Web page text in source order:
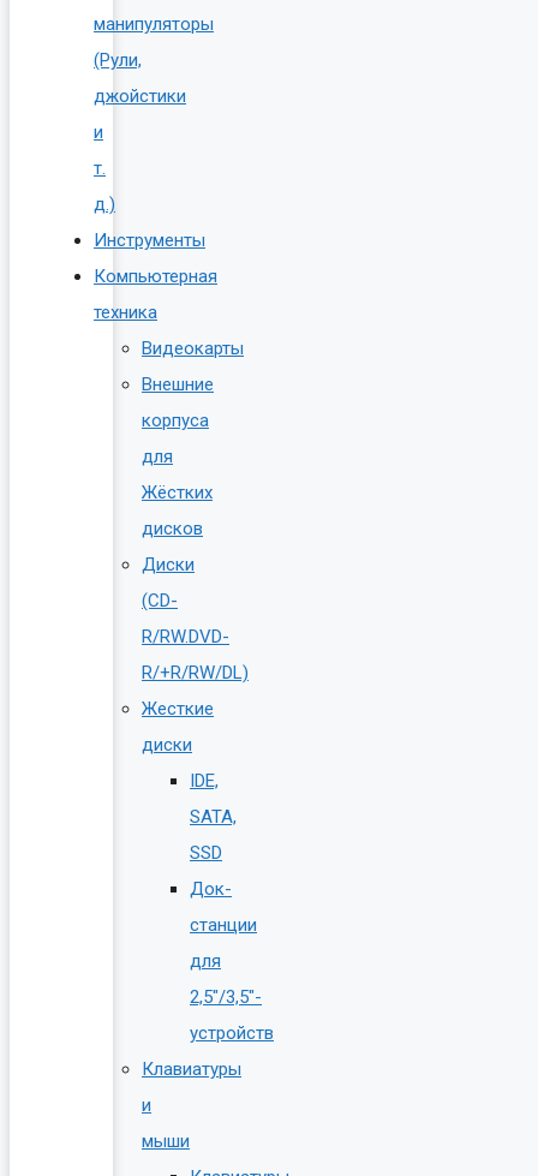
манипуляторы
(Рули,
джойстики
и
т.
д.)
Инструменты
Компьютерная
техника
Видеокарты
Внешние
корпуса
для
Жёстких
дисков
Диски
(CD-
R/RW.DVD-
R/+R/RW/DL)
Жесткие
диски
IDE,
SATA,
SSD
Док-
станции
для
2,5″/3,5″-
устройств
Клавиатуры
и
мыши